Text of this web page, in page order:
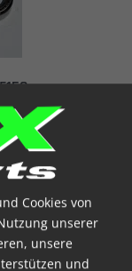
82-83
€ 34.46(inkl. MwSt)
Cookies von
unserer
unsere
und